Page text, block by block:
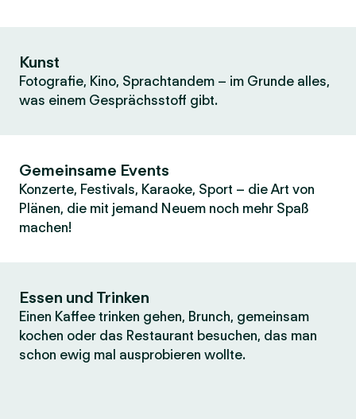
Kunst
Fotografie, Kino, Sprachtandem – im Grunde alles,
was einem Gesprächsstoff gibt.
Gemeinsame Events
Konzerte, Festivals, Karaoke, Sport – die Art von
Plänen, die mit jemand Neuem noch mehr Spaß
machen!
Essen und Trinken
Einen Kaffee trinken gehen, Brunch, gemeinsam
kochen oder das Restaurant besuchen, das man
schon ewig mal ausprobieren wollte.